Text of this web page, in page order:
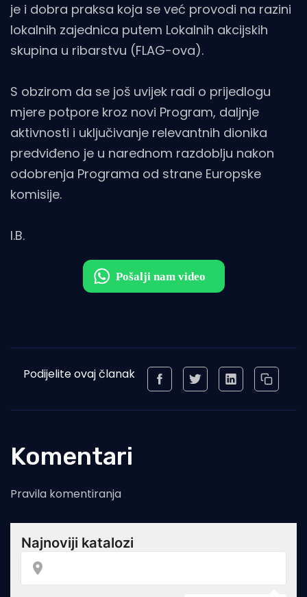
je i dobra praksa koja se već provodi na razini
lokalnih zajednica putem Lokalnih akcijskih
skupina u ribarstvu (FLAG-ova).
S obzirom da se još uvijek radi o prijedlogu
mjere potpore kroz novi Program, daljnje
aktivnosti i uključivanje relevantnih dionika
predviđeno je u narednom razdoblju nakon
odobrenja Programa od strane Europske
komisije.
I.B.
Podijelite ovaj članak
Komentari
Pravila komentiranja